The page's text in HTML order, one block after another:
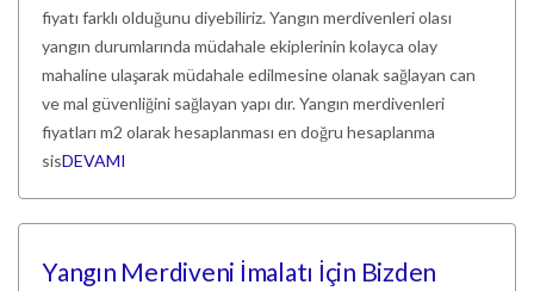
fiyatı farklı olduğunu diyebiliriz. Yangın merdivenleri olası
yangın durumlarında müdahale ekiplerinin kolayca olay
mahaline ulaşarak müdahale edilmesine olanak sağlayan can
ve mal güvenliğini sağlayan yapı dır. Yangın merdivenleri
fiyatları m2 olarak hesaplanması en doğru hesaplanma
sisDEVAMI
Yangın Merdiveni İmalatı İçin Bizden